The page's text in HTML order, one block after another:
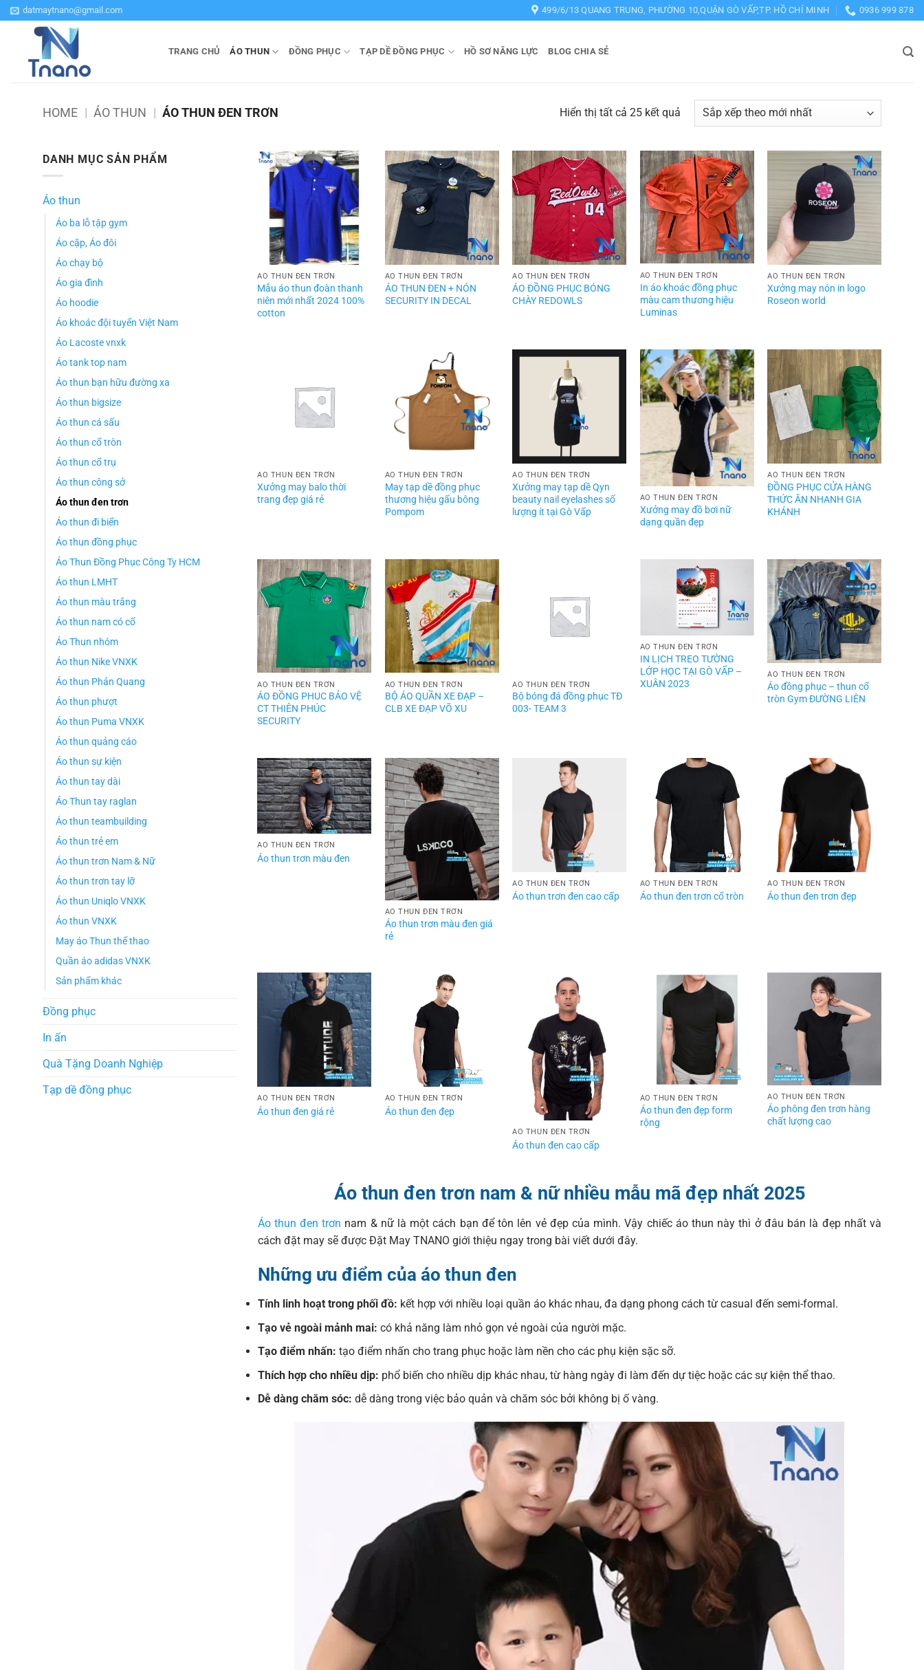
Bỏ
qua
datmaytnano@gmail.com 499/6/13 QUANG TRUNG, PHƯỜNG 10,QUẬN GÒ VẤP,TP. HỒ CHÍ MINH 0936 999 878
TRANG CHỦ ÁO THUN ĐỒNG PHỤC TẠP DỀ ĐỒNG PHỤC HỒ SƠ NĂNG LỰC BLOG CHIA SẺ
HOME | ÁO THUN | ÁO THUN ĐEN TRƠN Hiển thị tất cả 25 kết quảĐã
sắp
theo
mới
nhất
DANH MỤC SẢN PHẨM
Áo thun
Áo ba lỗ tập gym
Áo cặp, Áo đôi
Áo chạy bộ
Áo gia đình
Áo hoodie
Áo khoác đội tuyển Việt Nam
Áo Lacoste vnxk
Áo tank top nam
Áo thun bạn hữu đường xa
Áo thun bigsize
Áo thun cá sấu
Áo thun cổ tròn
Áo thun cổ trụ
Áo thun công sở
Áo thun đen trơn
Áo thun đi biển
Áo thun đồng phục
Áo Thun Đồng Phục Công Ty HCM
Áo thun LMHT
Áo thun màu trắng
Áo thun nam có cổ
Áo Thun nhóm
Áo thun Nike VNXK
Áo thun Phản Quang
Áo thun phượt
Áo thun Puma VNXK
Áo thun quảng cáo
Áo thun sự kiện
Áo thun tay dài
Áo Thun tay raglan
Áo thun teambuilding
Áo thun trẻ em
Áo thun trơn Nam & Nữ
Áo thun trơn tay lỡ
Áo thun Uniqlo VNXK
Áo thun VNXK
May áo Thun thể thao
Quần áo adidas VNXK
Sản phẩm khác
Đồng phục
In ấn
Quà Tặng Doanh Nghiệp
Tạp dề đồng phục
ÁO THUN ĐEN TRƠN
Mẫu áo thun đoàn thanh
niên mới nhất 2024 100%
cotton
ÁO THUN ĐEN TRƠN
ÁO THUN ĐEN + NÓN
SECURITY IN DECAL
ÁO THUN ĐEN TRƠN
ÁO ĐỒNG PHỤC BÓNG
CHÀY REDOWLS
ÁO THUN ĐEN TRƠN
In áo khoác đồng phục
màu cam thương hiệu
Luminas
ÁO THUN ĐEN TRƠN
Xưởng may nón in logo
Roseon world
ÁO THUN ĐEN TRƠN
Xưởng may balo thời
trang đẹp giá rẻ
ÁO THUN ĐEN TRƠN
May tạp dề đồng phục
thương hiệu gấu bông
Pompom
ÁO THUN ĐEN TRƠN
Xưởng may tạp dề Qyn
beauty nail eyelashes số
lượng ít tại Gò Vấp
ÁO THUN ĐEN TRƠN
Xưởng may đồ bơi nữ
dạng quần đẹp
ÁO THUN ĐEN TRƠN
ĐỒNG PHỤC CỬA HÀNG
THỨC ĂN NHANH GIA
KHÁNH
ÁO THUN ĐEN TRƠN
ÁO ĐỒNG PHUC BẢO VỆ
CT THIÊN PHÚC
SECURITY
ÁO THUN ĐEN TRƠN
BỘ ÁO QUẦN XE ĐẠP –
CLB XE ĐẠP VÕ XU
ÁO THUN ĐEN TRƠN
Bộ bóng đá đồng phục TĐ
003- TEAM 3
ÁO THUN ĐEN TRƠN
IN LỊCH TREO TƯỜNG
LỚP HỌC TẠI GÒ VẤP –
XUÂN 2023
ÁO THUN ĐEN TRƠN
Áo đồng phục – thun cổ
tròn Gym ĐƯỜNG LIÊN
ÁO THUN ĐEN TRƠN
Áo thun trơn màu đen
ÁO THUN ĐEN TRƠN
Áo thun trơn màu đen giá
rẻ
ÁO THUN ĐEN TRƠN
Áo thun trơn đen cao cấp
ÁO THUN ĐEN TRƠN
Áo thun đen trơn cổ tròn
ÁO THUN ĐEN TRƠN
Áo thun đen trơn đẹp
ÁO THUN ĐEN TRƠN
Áo thun đen giá rẻ
ÁO THUN ĐEN TRƠN
Áo thun đen đẹp
ÁO THUN ĐEN TRƠN
Áo thun đen cao cấp
ÁO THUN ĐEN TRƠN
Áo thun đen đẹp form
rộng
ÁO THUN ĐEN TRƠN
Áo phông đen trơn hàng
chất lượng cao
Áo thun đen trơn nam & nữ nhiều mẫu mã đẹp nhất 2025
Áo thun đen trơn nam & nữ là một cách bạn để tôn lên vẻ đẹp của mình. Vậy chiếc áo thun này thì ở đâu bán là đẹp nhất và
cách đặt may sẽ được Đặt May TNANO giới thiệu ngay trong bài viết dưới đây.
Những ưu điểm của áo thun đen
Tính linh hoạt trong phối đồ: kết hợp với nhiều loại quần áo khác nhau, đa dạng phong cách từ casual đến semi-formal.
Tạo vẻ ngoài mảnh mai: có khả năng làm nhỏ gọn vẻ ngoài của người mặc.
Tạo điểm nhấn: tạo điểm nhấn cho trang phục hoặc làm nền cho các phụ kiện sặc sỡ.
Thích hợp cho nhiều dịp: phổ biến cho nhiều dịp khác nhau, từ hàng ngày đi làm đến dự tiệc hoặc các sự kiện thể thao.
Dễ dàng chăm sóc: dễ dàng trong việc bảo quản và chăm sóc bởi không bị ố vàng.